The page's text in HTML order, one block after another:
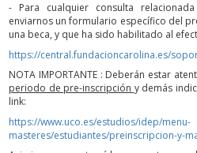
- Para cualquier consulta
enviarnos un formulario específico del
una beca, y que ha sido habilitado al
https://central.fundacioncarolina.es/
NOTA IMPORTANTE : Deberán estar
periodo de pre-inscripción y demás
link:
https://www.uco.es/estudios/idep/menu-
masteres/estudiantes/preinscripcion-y-